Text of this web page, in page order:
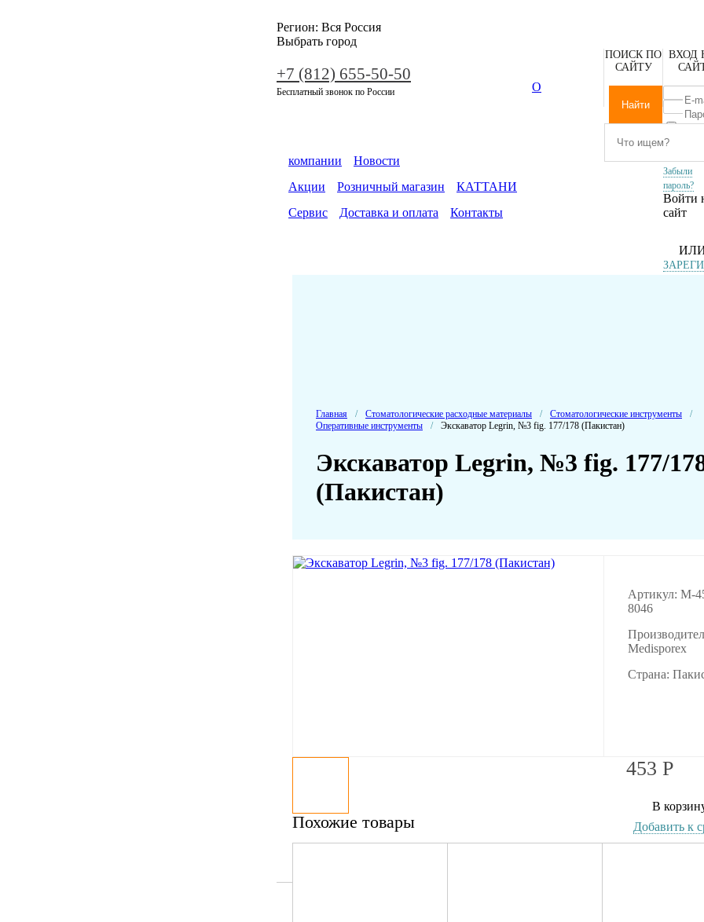
Регион: Вся Россия
Выбрать город
+7 (812) 655-50-50
Бесплатный звонок по России
ВХОД
Забыли
пароль?
Войти
сайт
ПОИСК ПО
САЙТУ
О
компании
Новости
Акции
Розничный магазин
КАТТАНИ
Сервис
Доставка и оплата Контакты
Главная / Стоматологические расходные материалы / Стоматологические инструменты
/
Оперативные инструменты
/ Экскаватор Legrin, №3 fig. 177/178 (Пакистан)
Экскаватор Legrin, №3 fig. 177/
(Пакистан)
Артикул: M-
8046
Medisporex
Страна:
453 Р
В
Добавить к
Похожие товары